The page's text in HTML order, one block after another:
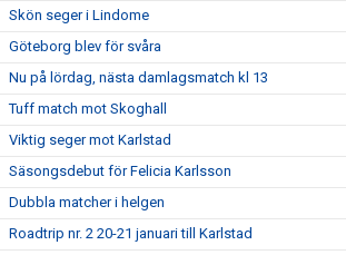
Skön seger i Lindome
Göteborg blev för svåra
Nu på lördag, nästa damlagsmatch kl 13
Tuff match mot Skoghall
Viktig seger mot Karlstad
Säsongsdebut för Felicia Karlsson
Dubbla matcher i helgen
Roadtrip nr. 2 20-21 januari till Karlstad